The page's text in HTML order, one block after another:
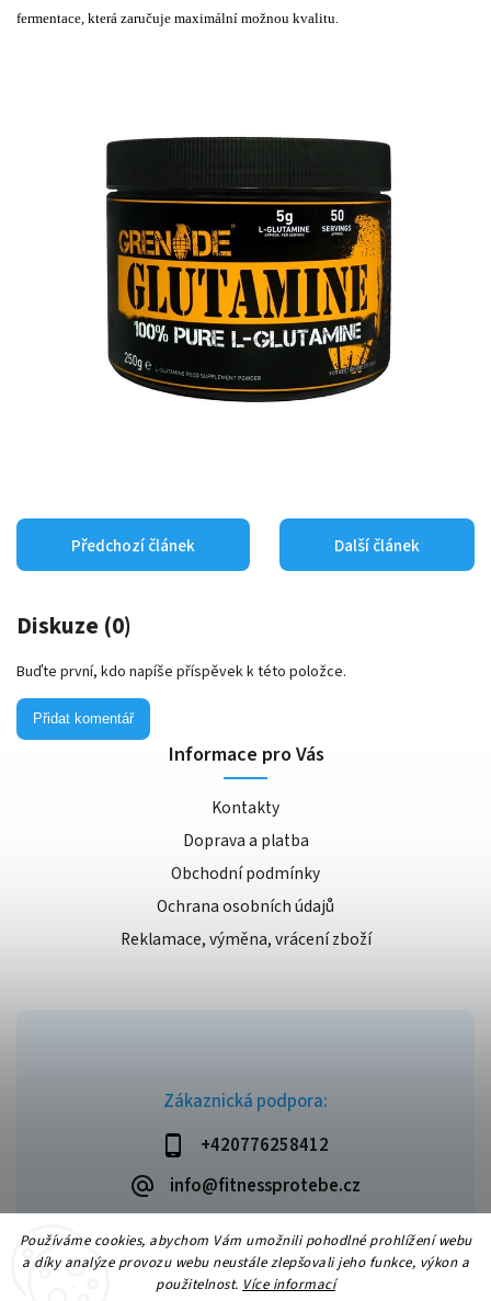
Používáme cookies, abychom Vám umožnili pohodlné prohlížení webu
a díky analýze provozu webu neustále zlepšovali jeho funkce, výkon a
použitelnost. Více informací
fermentace, která zaručuje maximální možnou kvalitu.
Předchozí článek Další článek
Diskuze (0)
Buďte první, kdo napíše příspěvek k této položce.
Přidat komentář
Zákaznická podpora:
+420776258412
info@fitnessprotebe.cz
Informace pro Vás
Kontakty
Doprava a platba
Obchodní podmínky
Ochrana osobních údajů
Reklamace, výměna, vrácení zboží
Copyright 2026Fitnessprotebe.cz. Všechna práva vyhrazena.